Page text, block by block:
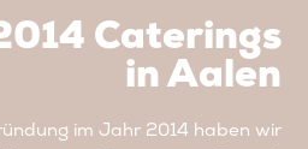
Caterings
in Aalen
im Jahr 2014 haben wir